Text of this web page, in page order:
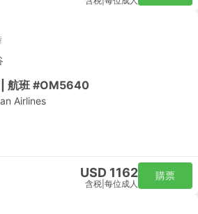
| 航班 #OM5640
Airlines
USD 1162
含税 每位成人
購票